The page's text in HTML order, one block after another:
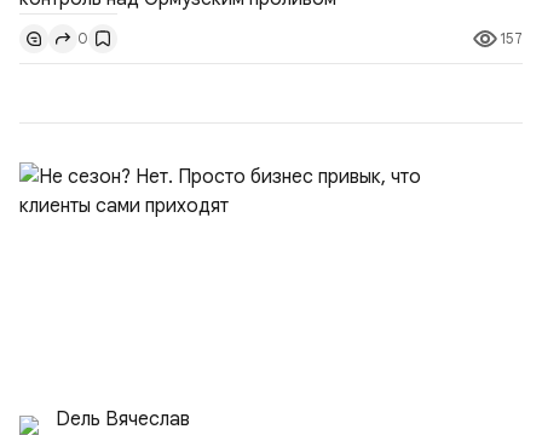
доли контроля (75 на 25). Было: Ранее Иран и Оман
контролировали пролив на паритетных началах —
50/50. Стало: Новое соглашение закрепляет за
0 157
Dель Вячеслав